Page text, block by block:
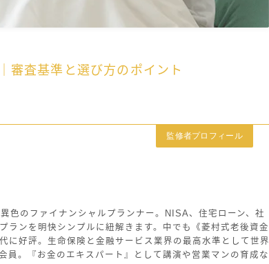
審査基準と選び方のポイント
監修者プロフィール
色のファイナンシャルプランナー。NISA、住宅ローン、社
ランを明快シンプルに紐解きます。中でも《菱村式老後資金
に好評。生命保険と金融サービス業界の最高水準として世界
員。『お金のエキスパート』として講演や営業マンの育成な